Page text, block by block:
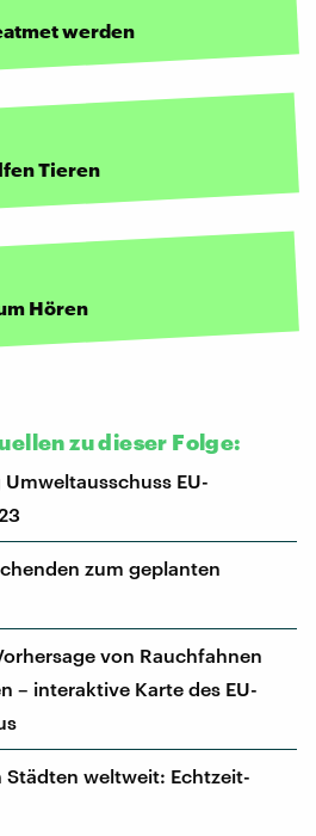
werden
Tieren
Hören
zu dieser Folge:
EU-
zum geplanten
von Rauchfahnen
– interaktive Karte des EU-
weltweit: Echtzeit-